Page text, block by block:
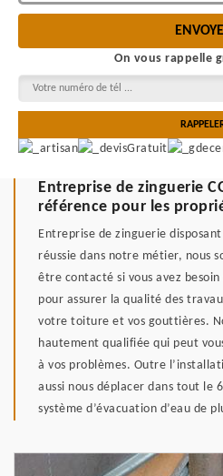
On vous rappelle
Entreprise de zinguerie
référence pour les
Entreprise de zinguerie
réussie dans notre métier, nous
être contacté si vous avez
pour assurer la qualité des
votre toiture et vos gouttières.
hautement qualifiée qui peut
à vos problèmes. Outre
aussi nous déplacer dans tout le
système d’évacuation d’eau de